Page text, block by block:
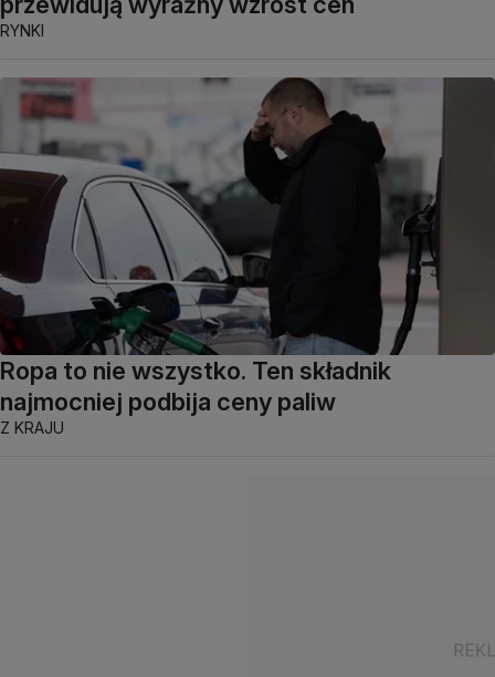
RYNKI
Ropa to nie wszystko. Ten składnik
najmocniej podbija ceny paliw
Z KRAJU